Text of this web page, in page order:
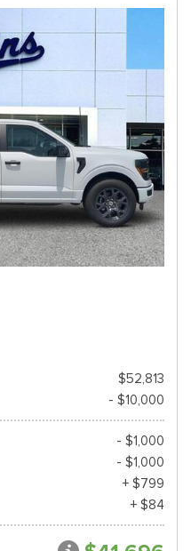
$52,813
- $10,000
- $1,000
- $1,000
+ $799
+ $84